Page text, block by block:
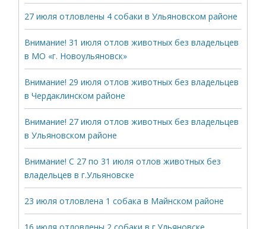
27 июля отловлены 4 собаки в Ульяновском районе
Внимание! 31 июля отлов животных без владельцев
в МО «г. Новоульяновск»
Внимание! 29 июля отлов животных без владельцев
в Чердаклинском районе
Внимание! 27 июля отлов животных без владельцев
в Ульяновском районе
Внимание! С 27 по 31 июля отлов животных без
владельцев в г.Ульяновске
23 июля отловлена 1 собака в Майнском районе